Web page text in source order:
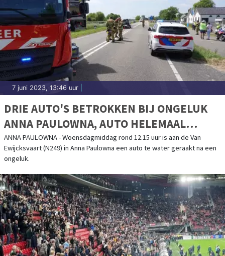
7 juni 2023, 13:46 uur
DRIE AUTO'S BETROKKEN BIJ ONGELUK
ANNA PAULOWNA, AUTO HELEMAAL
ONDER WATER
ANNA PAULOWNA - Woensdagmiddag rond 12.15 uur is aan de Van
Ewijcksvaart (N249) in Anna Paulowna een auto te water geraakt na een
ongeluk.